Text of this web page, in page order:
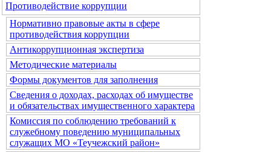
Противодействие коррупции
Нормативно правовые акты в сфере
противодействия коррупции
Антикоррупционная экспертиза
Методические материалы
Формы документов для заполнения
Сведения о доходах, расходах об имуществе
и обязательствах имущественного характера
Комиссия по соблюдению требований к
служебному поведению муниципальных
служащих МО «Теучежский район»